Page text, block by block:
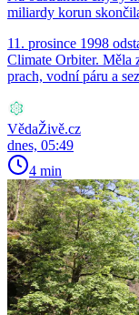
miliardy korun
11. prosince 1998
Climate Orbiter. Měla
prach, vodní páru a
VědaŽivě.cz
dnes, 05:49
4 min